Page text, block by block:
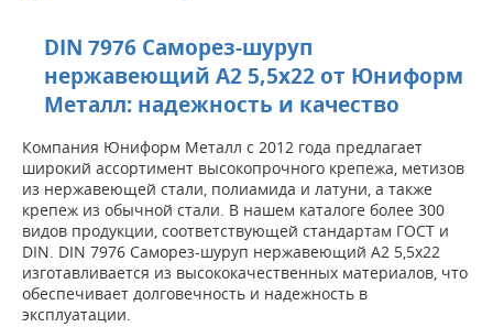
DIN 7976 Саморез-шуруп
нержавеющий А2 5,5х22 от Юниформ
Металл: надежность и качество
Компания Юниформ Металл с 2012 года предлагает
широкий ассортимент высокопрочного крепежа, метизов
из нержавеющей стали, полиамида и латуни, а также
крепеж из обычной стали. В нашем каталоге более 300
видов продукции, соответствующей стандартам ГОСТ и
DIN. DIN 7976 Саморез-шуруп нержавеющий А2 5,5х22
изготавливается из высококачественных материалов, что
обеспечивает долговечность и надежность в
эксплуатации.